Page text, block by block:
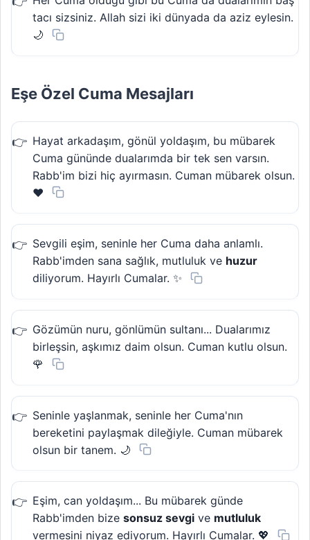
tacı sizsiniz. Allah sizi iki dünyada da aziz eylesin.
🌙
Eşe Özel Cuma Mesajları
Hayat arkadaşım, gönül yoldaşım, bu mübarek
Cuma gününde dualarımda bir tek sen varsın.
Rabb'im bizi hiç ayırmasın. Cuman mübarek olsun.
❤️
Sevgili eşim, seninle her Cuma daha anlamlı.
Rabb'imden sana sağlık, mutluluk ve huzur
diliyorum. Hayırlı Cumalar. ✨
Gözümün nuru, gönlümün sultanı... Dualarımız
birleşsin, aşkımız daim olsun. Cuman kutlu olsun.
🌹
Seninle yaşlanmak, seninle her Cuma'nın
bereketini paylaşmak dileğiyle. Cuman mübarek
olsun bir tanem. 🌙
Eşim, can yoldaşım... Bu mübarek günde
Rabb'imden bize sonsuz sevgi ve mutluluk
vermesini niyaz ediyorum. Hayırlı Cumalar. 💖